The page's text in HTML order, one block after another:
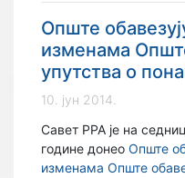
Опште
изменама
упутства о
10. јун 2014.
Савет РРА је на
године донео Опште
изменама Опште